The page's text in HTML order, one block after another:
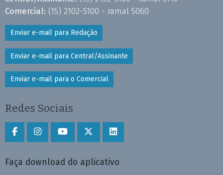
Comercial: (15) 2102-5100 - ramal 5060
Enviar e-mail para Redação
Enviar e-mail para Central/Assinante
Enviar e-mail para o Comercial
Redes Sociais
Faça download do aplicativo